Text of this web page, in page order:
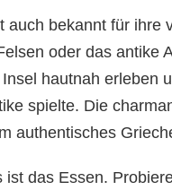
auch bekannt für ihre
oder das antike
hautnah erleben
spielte. Die
authentisches
das Essen.